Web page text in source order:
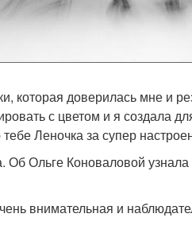
которая доверилась мне и
с цветом и я создала
Леночка за супер
Об Ольге Коноваловой
внимательная и